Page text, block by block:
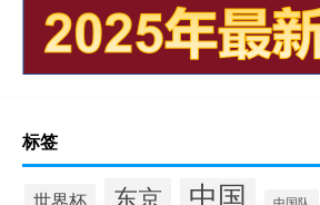
标签
世界杯 东京 中国